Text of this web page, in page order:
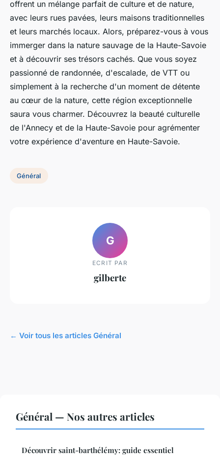
offrent un mélange parfait de culture et de nature,
avec leurs rues pavées, leurs maisons traditionnelles
et leurs marchés locaux. Alors, préparez-vous à vous
immerger dans la nature sauvage de la Haute-Savoie
et à découvrir ses trésors cachés. Que vous soyez
passionné de randonnée, d'escalade, de VTT ou
simplement à la recherche d'un moment de détente
au cœur de la nature, cette région exceptionnelle
saura vous charmer. Découvrez la beauté culturelle
de l'Annecy et de la Haute-Savoie pour agrémenter
votre expérience d'aventure en Haute-Savoie.
Général
G
ECRIT PAR
gilberte
← Voir tous les articles Général
Général — Nos autres articles
Découvrir saint-barthélémy: guide essentiel